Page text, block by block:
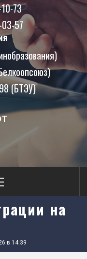
73
57
(БТЭУ)
на
в 14:39